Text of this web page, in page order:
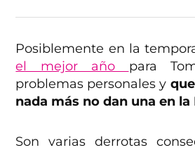
Posiblemente en la
el mejor año para
problemas personales y
nada más no dan una en la
Son varias derrotas